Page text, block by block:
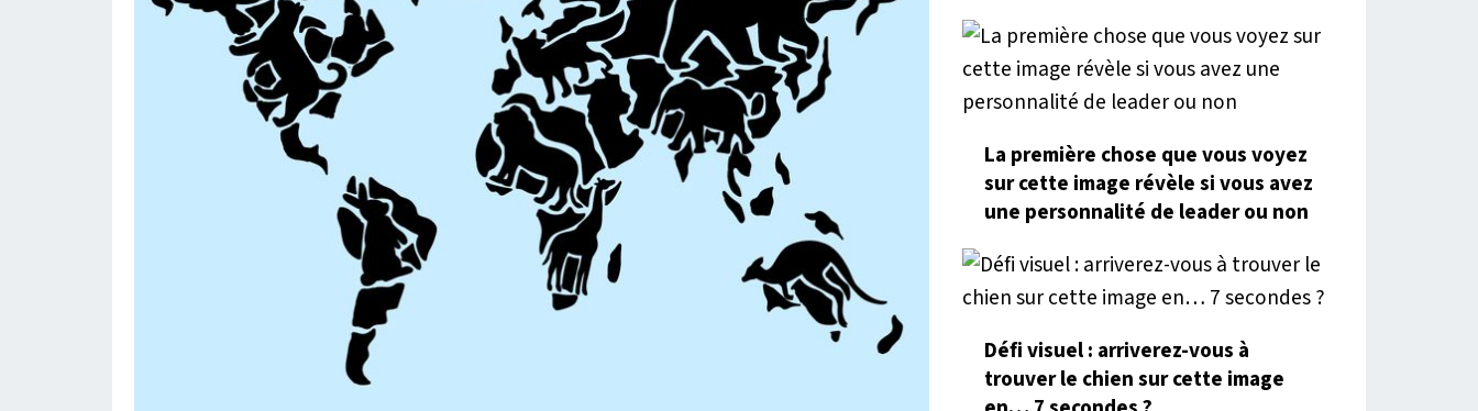
La première chose que vous voyez
sur cette image révèle si vous avez
une personnalité de leader ou non
Défi visuel : arriverez-vous à
trouver le chien sur cette image